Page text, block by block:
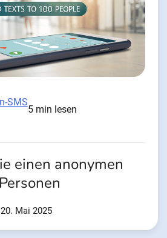
SMS
5 min lesen
einen anonymen
20. Mai 2025